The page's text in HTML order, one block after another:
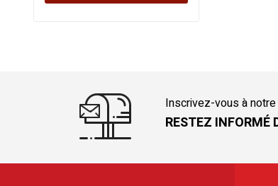
Inscrivez-vous à
RESTEZ INFORMÉ